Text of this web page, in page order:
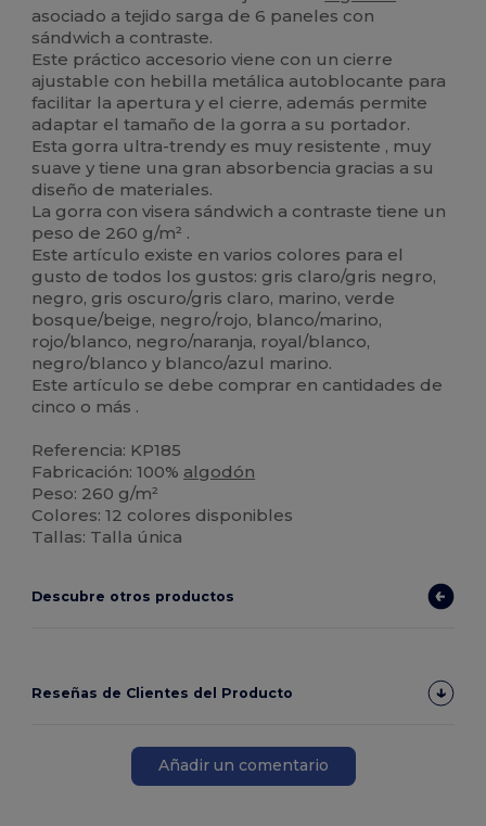
asociado a tejido sarga de 6 paneles con
sándwich a contraste.
Este práctico accesorio viene con un cierre
ajustable con hebilla metálica autoblocante para
facilitar la apertura y el cierre, además permite
adaptar el tamaño de la gorra a su portador.
Esta gorra ultra-trendy es muy resistente , muy
suave y tiene una gran absorbencia gracias a su
diseño de materiales.
La gorra con visera sándwich a contraste tiene un
peso de 260 g/m² .
Este artículo existe en varios colores para el
gusto de todos los gustos: gris claro/gris negro,
negro, gris oscuro/gris claro, marino, verde
bosque/beige, negro/rojo, blanco/marino,
rojo/blanco, negro/naranja, royal/blanco,
negro/blanco y blanco/azul marino.
Este artículo se debe comprar en cantidades de
cinco o más .
Referencia: KP185
Fabricación: 100% algodón
Peso: 260 g/m²
Colores: 12 colores disponibles
Tallas: Talla única
Descubre otros productos
Reseñas de Clientes del Producto
Añadir un comentario